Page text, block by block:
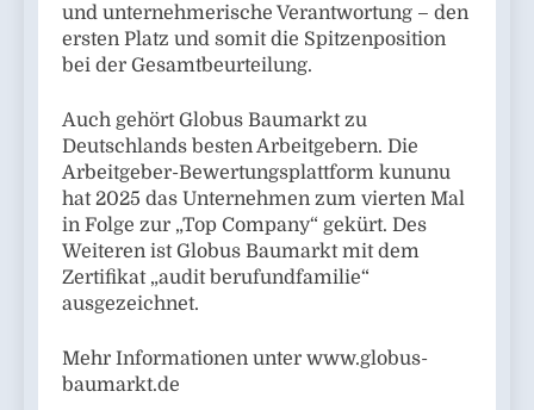
und unternehmerische Verantwortung – den
ersten Platz und somit die Spitzenposition
bei der Gesamtbeurteilung.
Auch gehört Globus Baumarkt zu
Deutschlands besten Arbeitgebern. Die
Arbeitgeber-Bewertungsplattform kununu
hat 2025 das Unternehmen zum vierten Mal
in Folge zur „Top Company“ gekürt. Des
Weiteren ist Globus Baumarkt mit dem
Zertifikat „audit berufundfamilie“
ausgezeichnet.
Mehr Informationen unter www.globus-
baumarkt.de